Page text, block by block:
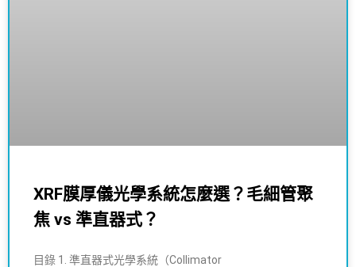
XRF膜厚儀光學系統怎麼選？毛細管聚
焦 vs 準直器式？
目錄 1. 準直器式光學系統（Collimator